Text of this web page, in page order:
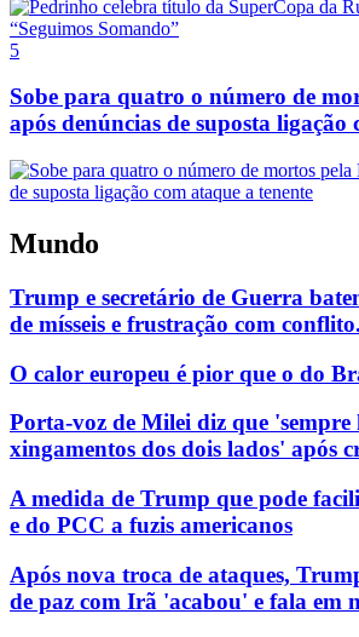
5
Sobe para quatro o número de
após denúncias de suposta ligação
Mundo
Trump e secretário de Guerra
de mísseis e frustração com
O calor europeu é pior que o do
Porta-voz de Milei diz que 'sempre
xingamentos dos dois lados' após
A medida de Trump que pode
e do PCC a fuzis americanos
Após nova troca de ataques,
de paz com Irã 'acabou' e fala em